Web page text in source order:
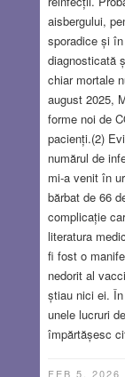
aisbergului,
sporadice și
diagnosticată
chiar mortale
august 2025,
forme noi de
pacienți.(2)
numărul de
mi-a venit în
bărbat de 66
complicație
literatura
fi fost o
nedorit al
știau nici ei.
unele lucruri
împărtășesc
FEB 5, 2026